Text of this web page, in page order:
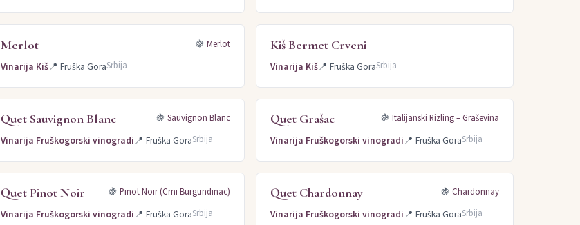
Merlot 🍇 Merlot
Vinarija Kiš📍Fruška GoraSrbija
Kiš Bermet Crveni
Vinarija Kiš📍 Fruška GoraSrbija
Quet Sauvignon Blanc 🍇 Sauvignon Blanc
Vinarija Fruškogorski vinogradi📍Fruška GoraSrbija
Quet Grašac 🍇 Italijanski Rizling – Graševina
Vinarija Fruškogorski vinogradi📍 Fruška GoraSrbija
Quet Pinot Noir 🍇 Pinot Noir (Crni Burgundinac)
Vinarija Fruškogorski vinogradi📍Fruška GoraSrbija
Quet Chardonnay 🍇 Chardonnay
Vinarija Fruškogorski vinogradi📍 Fruška GoraSrbija